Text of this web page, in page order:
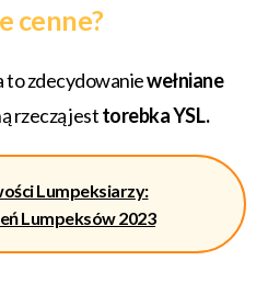
cenne?
to zdecydowaniewełniane
rzeczą jesttorebka YSL.
Lumpeksiarzy:
Lumpeksów 2023